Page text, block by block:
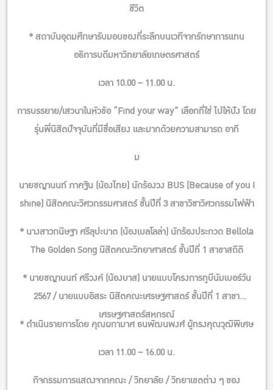
ชีวิต
* สถาบันอุดมศึกษารับมอบของที่ระลึกบนเวทีจากรักษาการแทน
อธิการบดีมหาวิทยาลัยเกษตรศาสตร์
เวลา 10.00 – 11.00 น.
การบรรยาย/เสวนาในหัวข้อ “Find your way” เลือกที่ใช่ ไปให้ปัง โดย
รุ่นพี่นิสิตปัจจุบันที่มีชื่อเสียง และมากด้วยความสามารถ อาทิ
ม
นายชญานนท์ ภาคฐิน (น้องไทย) นักร้องวง BUS (Because of you I
shine) นิสิตคณะวิศวกรรมศาสตร์ ชั้นปีที่ 3 สาขาวิชาวิศวกรรมไฟฟ้า
* นางสาวกนิษฐา ศรีลุปะบาต (น้องเบลโลล่า) นักร้องประกวด Bellola
The Golden Song นิสิตคณะวิทยาศาสตร์ ชั้นปีที่ 1 สาขาสถิติ
* นายชญานนท์ ศรีวงค์ (น้องบาส) นายแบบโครงการทูบีนัมเบอร์วัน
2567 / นายแบบอิสระ นิสิตคณะเศรษฐศาสตร์ ชั้นปีที่ 1 สาขา
เศรษฐศาสตร์สหกรณ์
* ดำเนินรายการโดย คุณผกามาศ ธนพัฒนพงศ์ ผู้ทรงคุณวุฒิพิเศษ
เวลา 11.00 – 16.00 น.
กิจกรรมการแสดงจากคณะ / วิทยาลัย / วิทยาเขตต่าง ๆ ของ